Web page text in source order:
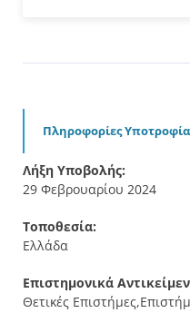
Πληροφορίες
Λήξη Υποβολής:
29 Φεβρουαρίου 2024
Τοποθεσία:
Ελλάδα
Επιστημονικά
Θετικές